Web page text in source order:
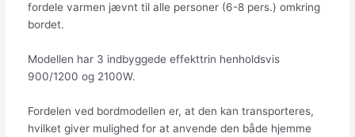
fordele varmen jævnt til alle personer (6-8 pers.) omkring
bordet.
Modellen har 3 indbyggede effekttrin henholdsvis
900/1200 og 2100W.
Fordelen ved bordmodellen er, at den kan transporteres,
hvilket giver mulighed for at anvende den både hjemme